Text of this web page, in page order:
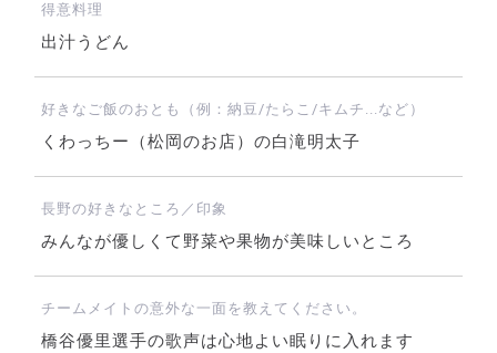
得意料理
出汁うどん
好きなご飯のおとも（例：納豆/たらこ/キムチ...など）
くわっちー（松岡のお店）の白滝明太子
長野の好きなところ／印象
みんなが優しくて野菜や果物が美味しいところ
チームメイトの意外な一面を教えてください。
橋谷優里選手の歌声は心地よい眠りに入れます